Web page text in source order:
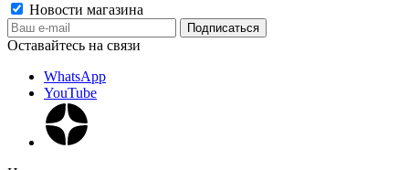
Новости магазина
Оставайтесь на связи
WhatsApp
YouTube